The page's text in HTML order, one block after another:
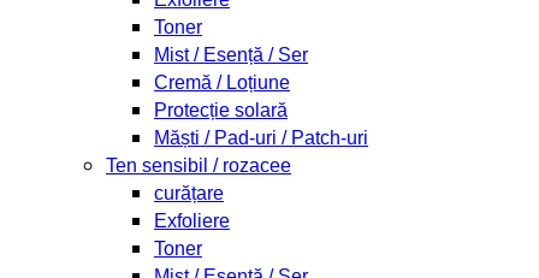
Toner
Mist / Esență / Ser
Cremă / Loțiune
Protecție solară
Măști / Pad-uri / Patch-uri
Ten sensibil / rozacee
curățare
Exfoliere
Toner